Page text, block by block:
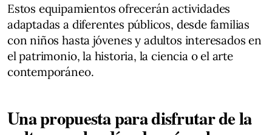
Estos equipamientos ofrecerán actividades
adaptadas a diferentes públicos, desde familias
con niños hasta jóvenes y adultos interesados en
el patrimonio, la historia, la ciencia o el arte
contemporáneo.
Una propuesta para disfrutar de la